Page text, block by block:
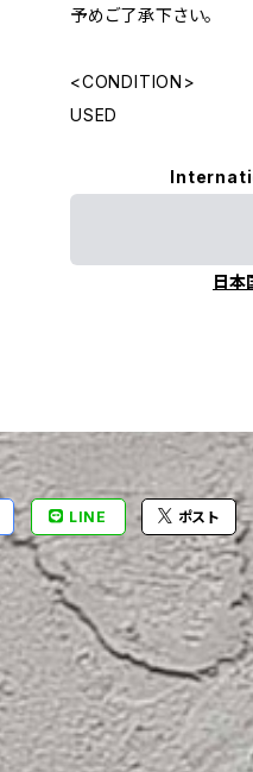
予めご了承下さい。
<CONDITION>
USED
日本
LINE ポスト